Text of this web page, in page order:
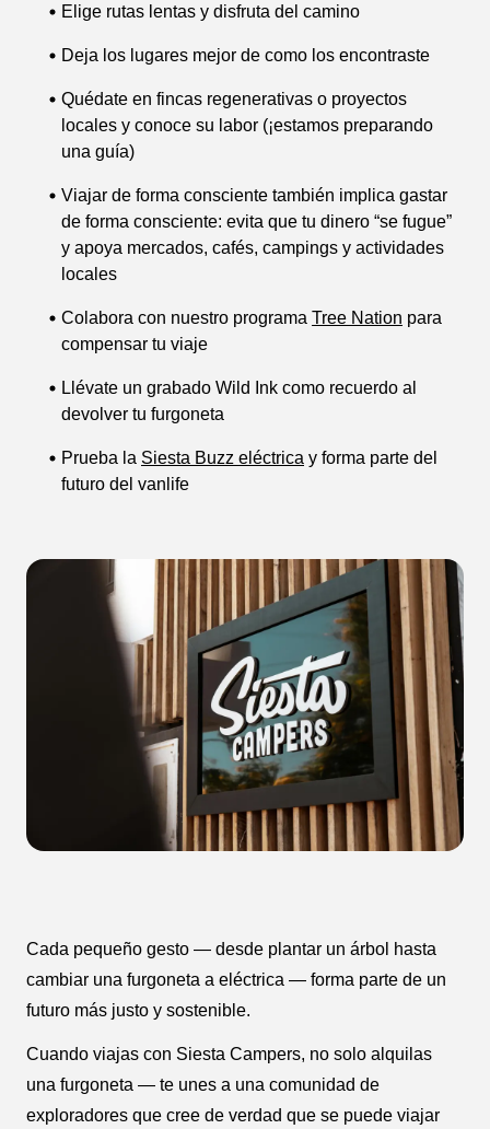
Elige rutas lentas y disfruta del camino
Deja los lugares mejor de como los encontraste
Quédate en fincas regenerativas o proyectos
locales y conoce su labor (¡estamos preparando
una guía)
Viajar de forma consciente también implica gastar
de forma consciente: evita que tu dinero “se fugue”
y apoya mercados, cafés, campings y actividades
locales
Colabora con nuestro programa Tree Nation para
compensar tu viaje
Llévate un grabado Wild Ink como recuerdo al
devolver tu furgoneta
Prueba la Siesta Buzz eléctrica y forma parte del
futuro del vanlife
Cada pequeño gesto — desde plantar un árbol hasta
cambiar una furgoneta a eléctrica — forma parte de un
futuro más justo y sostenible.
Cuando viajas con Siesta Campers, no solo alquilas
una furgoneta — te unes a una comunidad de
exploradores que cree de verdad que se puede viajar